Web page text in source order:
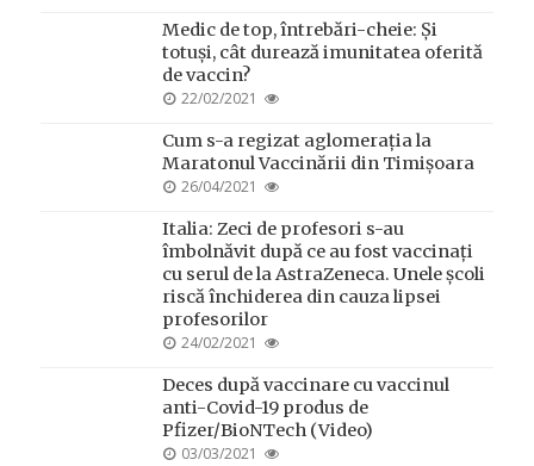
Medic de top, întrebări-cheie: Și
totuși, cât durează imunitatea oferită
de vaccin?
POSTED
22/02/2021
Cum s-a regizat aglomerația la
Maratonul Vaccinării din Timișoara
POSTED
26/04/2021
Italia: Zeci de profesori s-au
îmbolnăvit după ce au fost vaccinați
cu serul de la AstraZeneca. Unele școli
riscă închiderea din cauza lipsei
profesorilor
POSTED
24/02/2021
Deces după vaccinare cu vaccinul
anti-Covid-19 produs de
Pfizer/BioNTech (Video)
POSTED
03/03/2021